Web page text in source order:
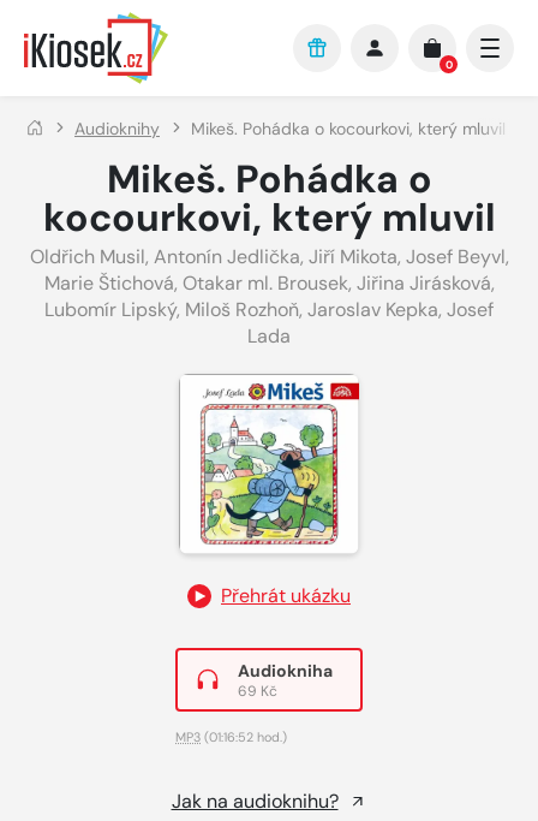
Přejít na hlavní obsah
0
Audioknihy Mikeš. Pohádka o kocourkovi, který mluvil
Mikeš. Pohádka o
kocourkovi, který mluvil
Oldřich Musil, Antonín Jedlička, Jiří Mikota, Josef Beyvl,
Marie Štichová, Otakar ml. Brousek, Jiřina Jirásková,
Lubomír Lipský, Miloš Rozhoň, Jaroslav Kepka, Josef
Lada
Přehrát ukázku
Audiokniha
69 Kč
MP3 (01:16:52 hod.)
Jak na audioknihu?